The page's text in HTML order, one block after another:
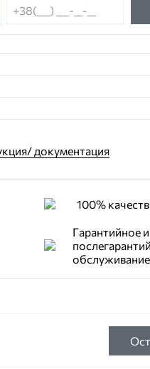
документация
100%
Гарантийное и
обслуживание